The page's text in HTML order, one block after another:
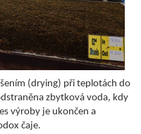
(drying) při teplotách do
zbytková voda, kdy
výroby je ukončen a
čaje.